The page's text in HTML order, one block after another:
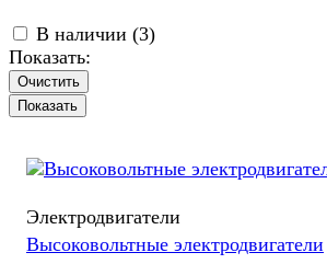
В наличии (3)
Показать:
Очистить
Электродвигатели
Высоковольтные электродвигатели